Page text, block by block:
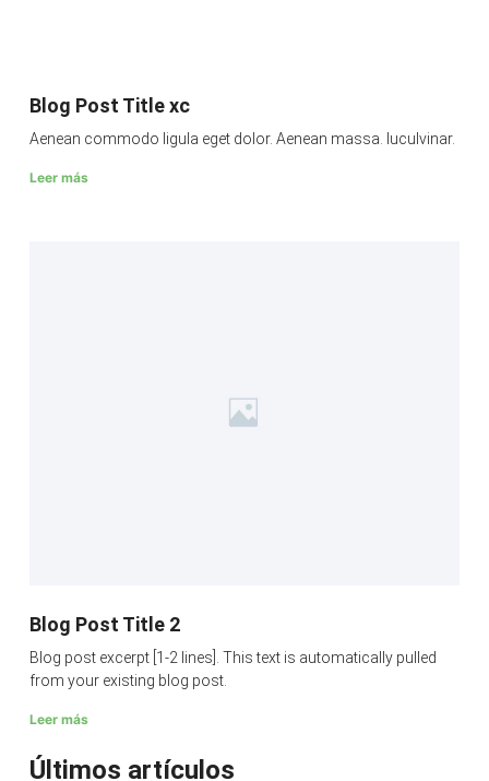
Blog Post Title xc
Aenean commodo ligula eget dolor. Aenean massa. luculvinar.
Leer más
Blog Post Title 2
Blog post excerpt [1-2 lines]. This text is automatically pulled
from your existing blog post.
Leer más
Últimos artículos